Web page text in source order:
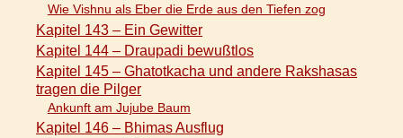
Wie Vishnu als Eber die Erde aus den Tiefen zog
Kapitel 143 – Ein Gewitter
Kapitel 144 – Draupadi bewußtlos
Kapitel 145 – Ghatotkacha und andere Rakshasas
tragen die Pilger
Ankunft am Jujube Baum
Kapitel 146 – Bhimas Ausflug